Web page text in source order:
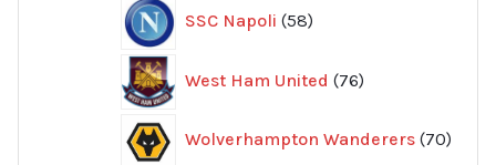
SSC Napoli 58
produkter
West Ham United 76
produkter
Wolverhampton Wanderers 70